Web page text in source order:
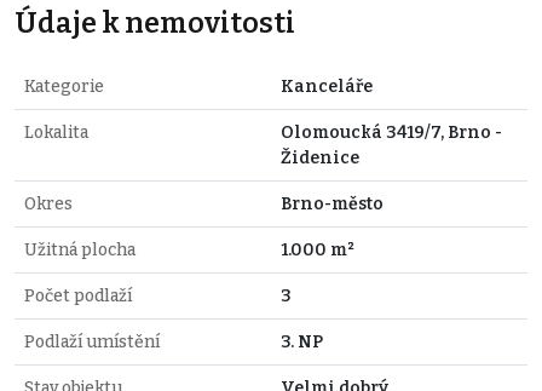
Údaje k nemovitosti
Kategorie Kanceláře
Lokalita
Olomoucká 3419/7, Brno -
Židenice
Okres Brno-město
Užitná plocha 1.000 m²
Počet podlaží 3
Podlaží umístění 3. NP